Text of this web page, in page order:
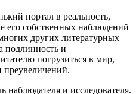
портал в реальность,
его собственных наблюдений
других литературных
подлинность и
погрузиться в мир,
преувеличений.
наблюдателя и исследователя.